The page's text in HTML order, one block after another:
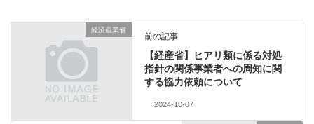
経済産業省
前の記事
【経産省】ヒアリ類に係る対処
指針の関係事業者への周知に関
する協力依頼について
2024-10-07